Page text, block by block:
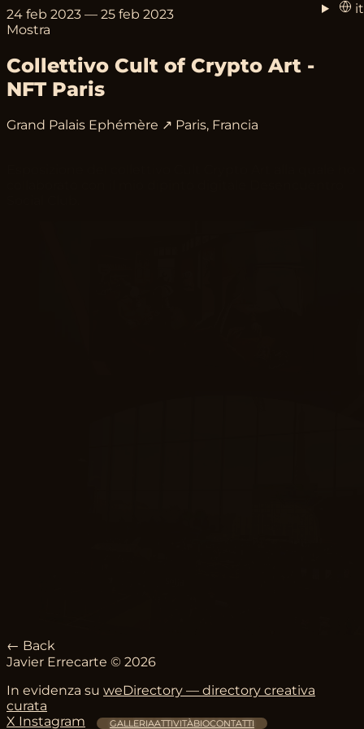
it
GALLERIAATTIVITÀBIOCONTATTI
24 feb 2023 — 25 feb 2023
Mostra
Collettivo Cult of Crypto Art -
NFT Paris
Grand Palais Ephémère ↗ Paris, Francia
← Back
Javier Errecarte © 2026
In evidenza su weDirectory — directory creativa
curata
X Instagram